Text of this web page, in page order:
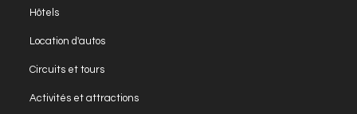
Hôtels
Location d'autos
Circuits et tours
Activités et attractions